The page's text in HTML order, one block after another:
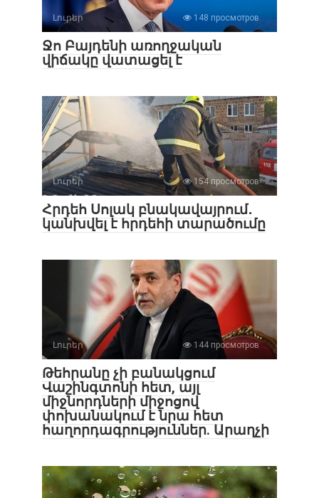
Լուրեր 148 просмотров
Ջո Բայդենի առողջական
վիճակը վատացել է
Լուրեր 154 просмотров
Հրդեհ Սոլակ բնակավայրում․
կանխվել է հրդեհի տարածումը
Լուրեր 144 просмотров
Թեհրանը չի բանակցում
Վաշինգտոնի հետ, այլ
միջնորդների միջոցով
փոխանակում է նրա հետ
հաղորդագրություններ. Արաղչի